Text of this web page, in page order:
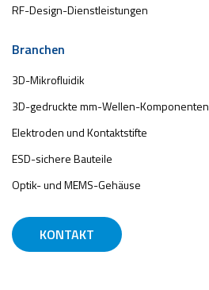
RF-Design-Dienstleistungen
Branchen
3D-Mikrofluidik
3D-gedruckte mm-Wellen-Komponenten
Elektroden und Kontaktstifte
ESD-sichere Bauteile
Optik- und MEMS-Gehäuse
KONTAKT